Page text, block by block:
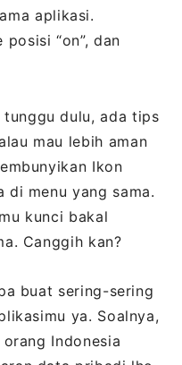
aplikasi.
“on”, dan
tunggu dulu, ada tips
mau lebih aman
Ikon
di menu yang sama.
kunci bakal
Canggih kan?
buat sering-sering
ya. Soalnya,
Indonesia